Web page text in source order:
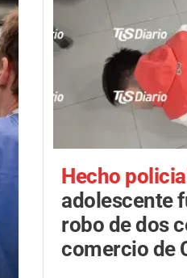
Hecho
adolescente
robo de dos
comercio de